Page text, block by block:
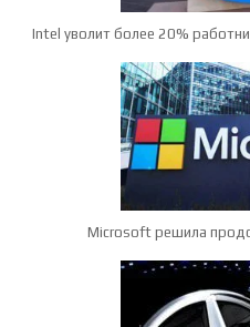
Intel уволит более 20%
Microsoft решила